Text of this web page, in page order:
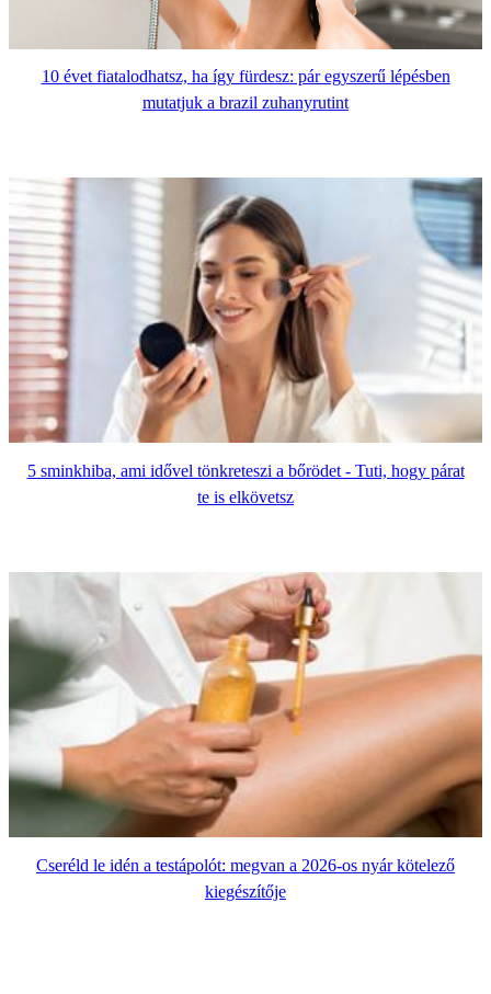
10 évet fiatalodhatsz, ha így fürdesz: pár egyszerű lépésben
mutatjuk a brazil zuhanyrutint
5 sminkhiba, ami idővel tönkreteszi a bőrödet - Tuti, hogy párat
te is elkövetsz
Cseréld le idén a testápolót: megvan a 2026-os nyár kötelező
kiegészítője